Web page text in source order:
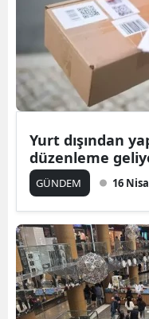
Yurt dışından
düzenleme
GÜNDEM 16